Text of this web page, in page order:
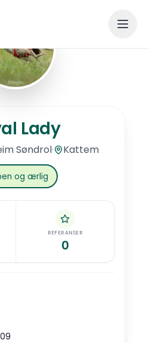
Lady
Søndrol· Kattem
og ærlig
REFERANSER
0